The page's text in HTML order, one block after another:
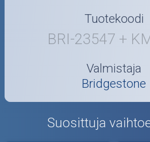
Tuotekoodi
BRI-23547 +
Valmistaja
Bridgestone
Suosittuja